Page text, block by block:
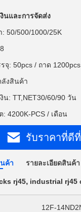
นและการจัดส่ง
50/500/1000/25K
จุ: 50pcs / ถาด
ลังสินค้า
น: TT,NET30/60/90 วัน
4200K-PCS / เดือน
รับราคาที่ดี
ค้า รายละเอียดสินค้า
rj45, industrial rj45
12F-